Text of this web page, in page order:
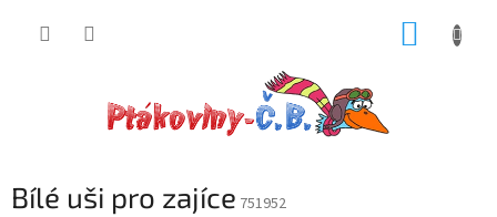
Bílé uši pro zajíce 751952